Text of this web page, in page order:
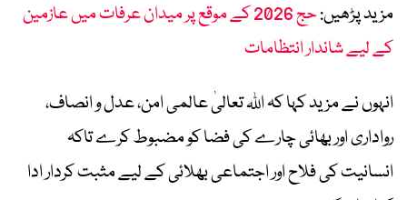
مزید پڑھیں:
حج 2026 کے موقع پر میدان عرفات میں عازمین
کے لیے شاندار انتظامات
انہوں نے مزید کہا کہ اللہ تعالیٰ عالمی امن، عدل و انصاف،
رواداری اور بھائی چارے کی فضا کو مضبوط کرے تاکہ
انسانیت کی فلاح اور اجتماعی بھلائی کے لیے مثبت کردار ادا